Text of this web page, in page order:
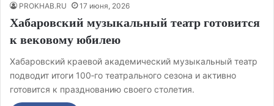
PROKHAB.RU 17 июня, 2026
Хабаровский музыкальный театр готовится
к вековому юбилею
Хабаровский краевой академический музыкальный театр
подводит итоги 100‑го театрального сезона и активно
готовится к празднованию своего столетия.